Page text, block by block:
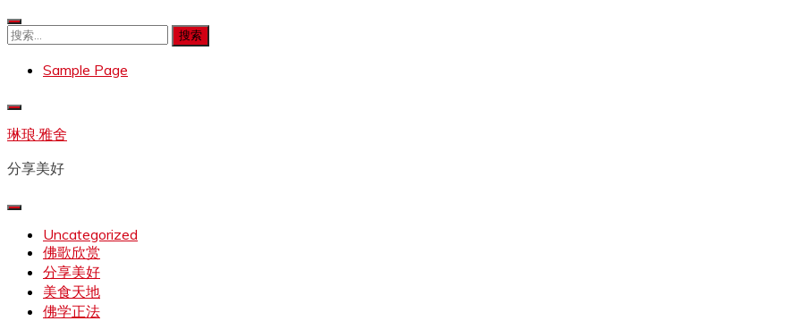
Skip
to
搜
Sample Page
琳琅·雅舍
分享美好
Uncategorized
佛歌欣赏
分享美好
美食天地
佛学正法